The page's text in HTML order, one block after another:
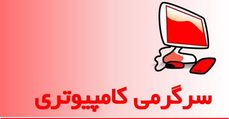
سرگرمی كامپیوتری